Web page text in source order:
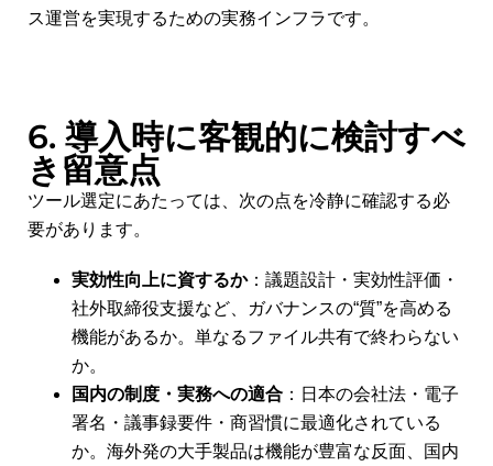
ス運営を実現するための実務インフラです。
6. 導入時に客観的に検討すべ
き留意点
ツール選定にあたっては、次の点を冷静に確認する必
要があります。
実効性向上に資するか：議題設計・実効性評価・
社外取締役支援など、ガバナンスの“質”を高める
機能があるか。単なるファイル共有で終わらない
か。
国内の制度・実務への適合 ：日本の会社法・電子
署名・議事録要件・商習慣に最適化されている
か。海外発の大手製品は機能が豊富な反面、国内